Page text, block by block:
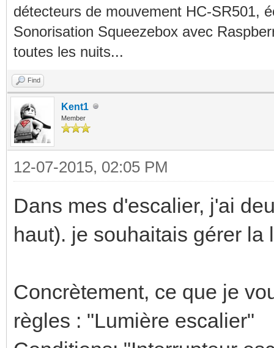
détecteurs de mouvement HC-SR501,
Sonorisation Squeezebox avec
toutes les nuits...
Find
Kent1
Member
12-07-2015, 02:05 PM
Dans mes d'escalier, j'ai
haut). je souhaitais gérer
Concrètement, ce que je
règles : "Lumière escalier"